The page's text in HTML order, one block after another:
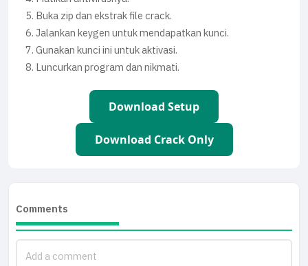
Buka zip dan ekstrak file crack.
Jalankan keygen untuk mendapatkan kunci.
Gunakan kunci ini untuk aktivasi.
Luncurkan program dan nikmati.
Download Setup
Download Crack Only
Comments